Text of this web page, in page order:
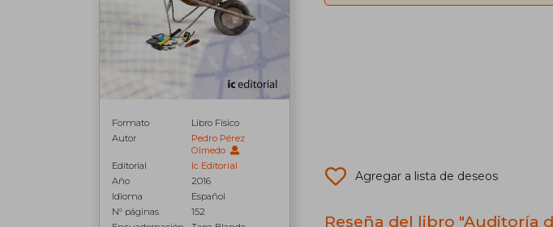
Formato
Libro Físico
Autor
Pedro Pérez
Olmedo
Editorial
Ic Editorial
Año
2016
Idioma
Español
N° páginas
152
Agregar a lista de deseos
Reseña del libro "Auditoría